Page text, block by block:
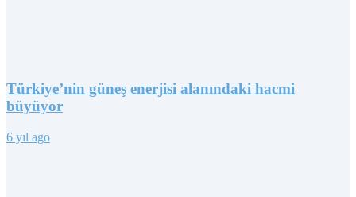
Türkiye’nin güneş enerjisi alanındaki hacmi
büyüyor
6 yıl ago